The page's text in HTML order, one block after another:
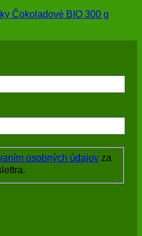
Čokoladové BIO 300 g
osobných údajov za